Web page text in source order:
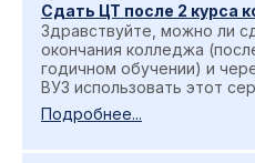
Сдать ЦТ после 2 курса
Здравствуйте, можно ли
окончания колледжа
годичном обучении) и
ВУЗ использовать этот
Подробнее...